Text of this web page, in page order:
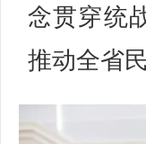
念贯穿统
推动全省